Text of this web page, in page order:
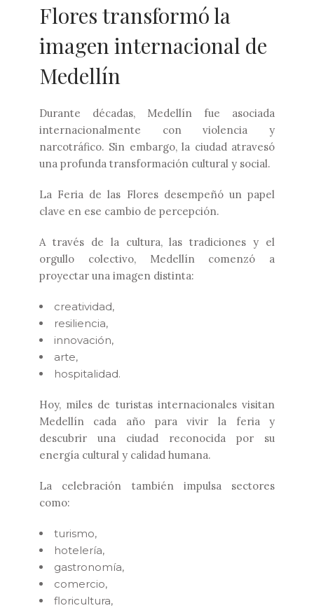
Flores transformó la
imagen internacional de
Medellín
Durante décadas, Medellín fue asociada
internacionalmente con violencia y
narcotráfico. Sin embargo, la ciudad atravesó
una profunda transformación cultural y social.
La Feria de las Flores desempeñó un papel
clave en ese cambio de percepción.
A través de la cultura, las tradiciones y el
orgullo colectivo, Medellín comenzó a
proyectar una imagen distinta:
creatividad,
resiliencia,
innovación,
arte,
hospitalidad.
Hoy, miles de turistas internacionales visitan
Medellín cada año para vivir la feria y
descubrir una ciudad reconocida por su
energía cultural y calidad humana.
La celebración también impulsa sectores
como:
turismo,
hotelería,
gastronomía,
comercio,
floricultura,